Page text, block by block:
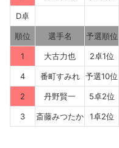
D卓
順位 選手名 予選順位
1 大古力也 2卓1位
4 番町すみれ 予選10位
2 丹野賢一 5卓2位
3 斎藤みつたか 1卓2位